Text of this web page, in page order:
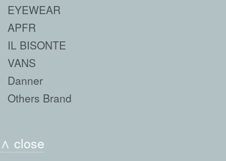
EYEWEAR
APFR
IL BISONTE
VANS
Danner
Others Brand
∧ close